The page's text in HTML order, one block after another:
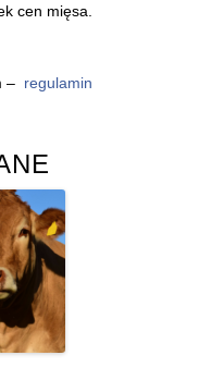
cen mięsa.
– regulamin